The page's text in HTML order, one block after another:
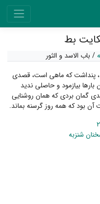
/ باب الاسد و الثور
پنداشت که ماهی است، قصدی
بیازمود و حاصلی ندید
گمان بردی که همان روشنایی
بود که همه روز گرسنه بماند.